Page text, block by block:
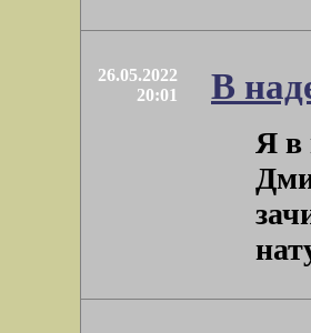
26.05.2022
20:01
В
Я в